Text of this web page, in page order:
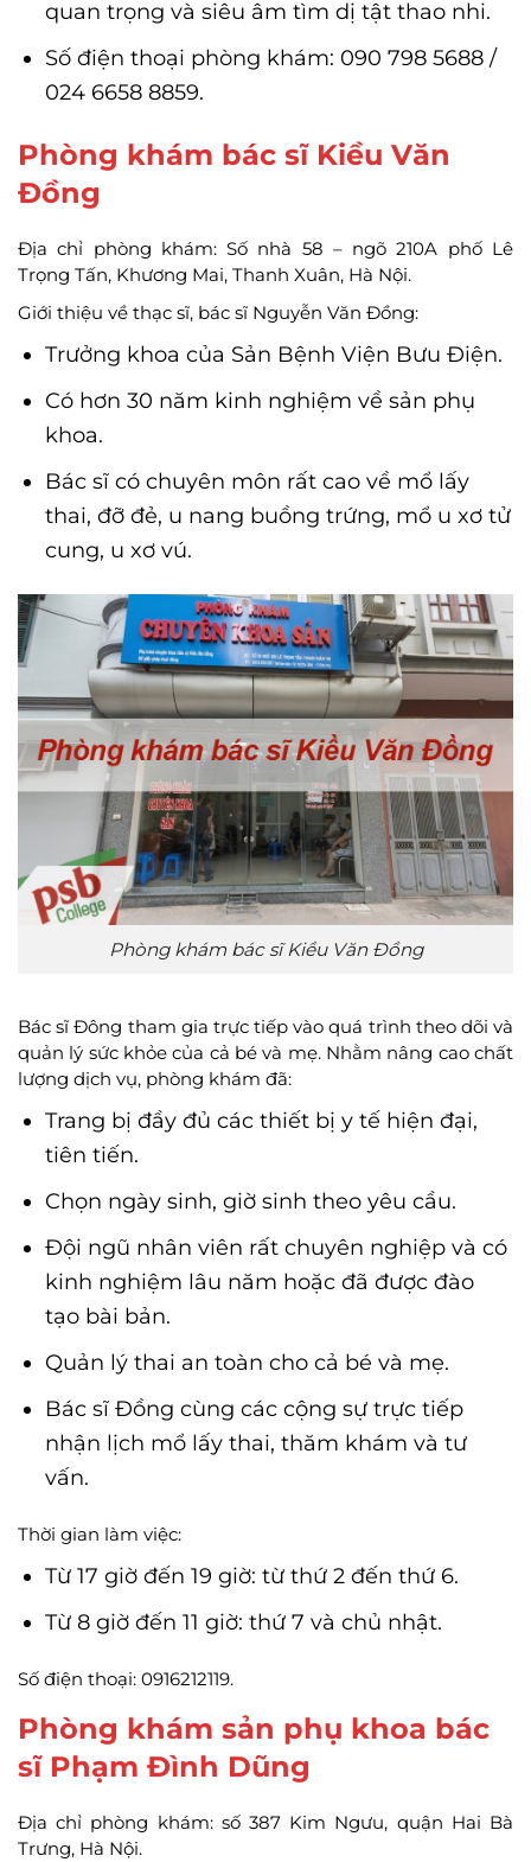
quan trọng và siêu âm tìm dị tật thao nhi.
Số điện thoại phòng khám: 090 798 5688 /
024 6658 8859.
Phòng khám bác sĩ Kiều Văn
Đồng
Địa chỉ phòng khám: Số nhà 58 – ngõ 210A phố Lê
Trọng Tấn, Khương Mai, Thanh Xuân, Hà Nội.
Giới thiệu về thạc sĩ, bác sĩ Nguyễn Văn Đồng:
Trưởng khoa của Sản Bệnh Viện Bưu Điện.
Có hơn 30 năm kinh nghiệm về sản phụ
khoa.
Bác sĩ có chuyên môn rất cao về mổ lấy
thai, đỡ đẻ, u nang buồng trứng, mổ u xơ tử
cung, u xơ vú.
Phòng khám bác sĩ Kiều Văn Đồng
Bác sĩ Đông tham gia trực tiếp vào quá trình theo dõi và
quản lý sức khỏe của cả bé và mẹ. Nhằm nâng cao chất
lượng dịch vụ, phòng khám đã:
Trang bị đầy đủ các thiết bị y tế hiện đại,
tiên tiến.
Chọn ngày sinh, giờ sinh theo yêu cầu.
Đội ngũ nhân viên rất chuyên nghiệp và có
kinh nghiệm lâu năm hoặc đã được đào
tạo bài bản.
Quản lý thai an toàn cho cả bé và mẹ.
Bác sĩ Đồng cùng các cộng sự trực tiếp
nhận lịch mổ lấy thai, thăm khám và tư
vấn.
Thời gian làm việc:
Từ 17 giờ đến 19 giờ: từ thứ 2 đến thứ 6.
Từ 8 giờ đến 11 giờ: thứ 7 và chủ nhật.
Số điện thoại: 0916212119.
Phòng khám sản phụ khoa bác
sĩ Phạm Đình Dũng
Địa chỉ phòng khám: số 387 Kim Ngưu, quận Hai Bà
Trưng, Hà Nội.